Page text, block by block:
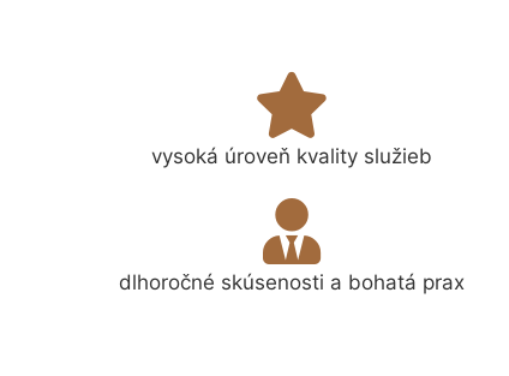
vysoká úroveň kvality služieb
dlhoročné skúsenosti a bohatá prax